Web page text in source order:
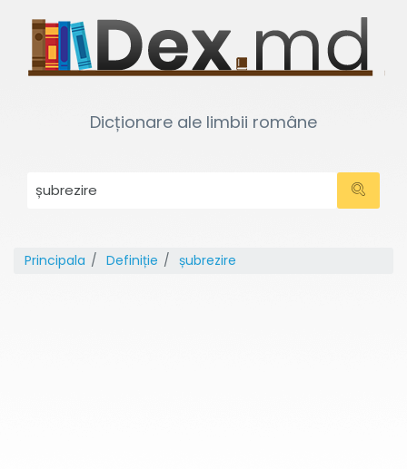
Dicționare ale limbii române
Principala Definiție șubrezire